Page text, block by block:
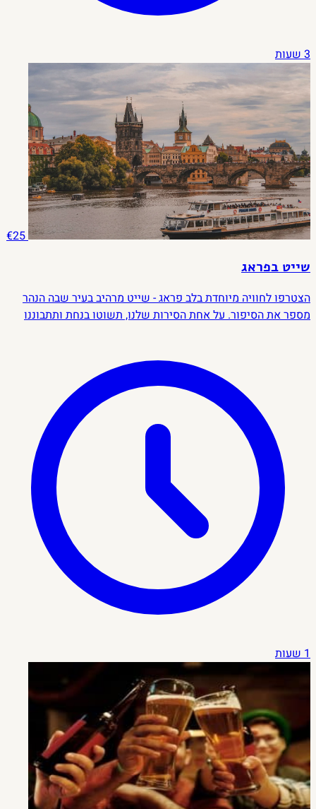
3 שעות
€25
שייט בפראג
הצטרפו לחוויה מיוחדת בלב פראג - שייט מרהיב בעיר שבה הנהר
מספר את הסיפור. על אחת הסירות שלנו, תשוטו בנחת ותתבוננו
אתם מחפשים דרך רומנטית לבלות את הערב, או סתם רוצים לחוות
את פראג מנקודת מבט ייחודית, שייט זה הוא הדרך האידיאלית
להתרשם מהיופי הקסום של העיר.
1 שעות